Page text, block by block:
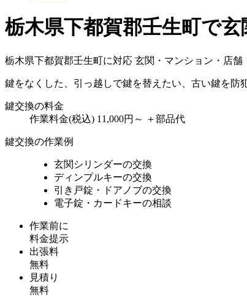
栃木県下都賀郡壬生町で
栃木県下都賀郡壬生町に対応 玄関・マンション・店舗
鍵をなくした、引っ越しで鍵を替えたい、古い鍵を防
鍵交換の料金
作業料金(税込) 11,000円～ ＋部品代
鍵交換の作業例
玄関シリンダーの交換
ディンプルキーの交換
引き戸錠・ドアノブの交換
電子錠・カードキーの相談
作業前に
料金提示
出張料
無料
見積り
無料